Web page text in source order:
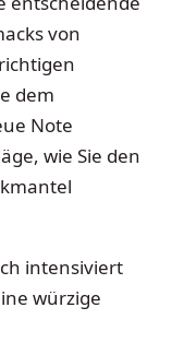
von
dem
Note
wie Sie den
intensiviert
würzige